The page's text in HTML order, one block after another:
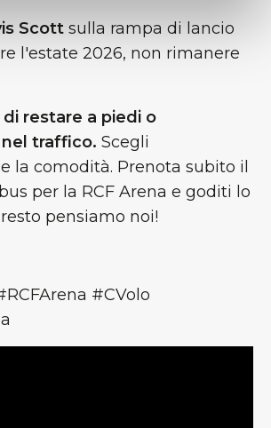
Scott sulla rampa di lancio
l'estate 2026, non rimanere
restare a piedi o
traffico. Scegli
la comodità. Prenota subito il
per la RCF Arena e goditi lo
pensiamo noi!
#CVolo